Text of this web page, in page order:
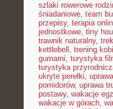
szlaki rowerowe
śniadaniowe, team
przepisy, terapia
jednostkowe, tiny
trawnik naturalny,
kettlebell , trening
gumami, turystyka
turystyka
ukryte perełki,
pomidorów, uprawa
postawy, wakacje
wakacje w górach,